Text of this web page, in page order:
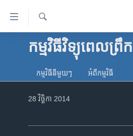
ទៅ​
គេហទំព័រ​
ទាក់ទង
និង​អាមេរិក
រក
កម្មវិធីវិទ្យុពេលព្រឹក
កម្មវិធី​នីមួយៗ អំពី​កម្មវិធី​
28 វិច្ឆិកា 2014